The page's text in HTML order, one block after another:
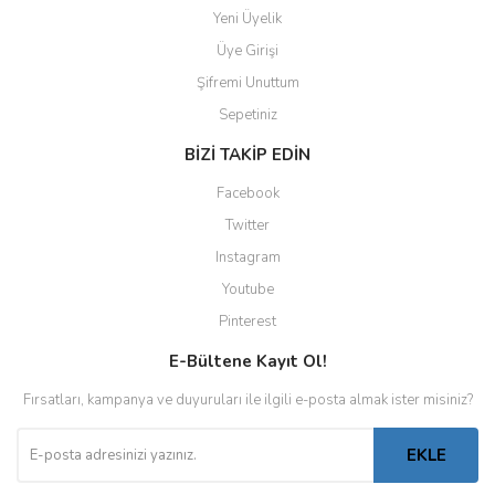
Yeni Üyelik
Üye Girişi
Şifremi Unuttum
Sepetiniz
BİZİ TAKİP EDİN
Facebook
Twitter
Instagram
Youtube
Pinterest
E-Bültene Kayıt Ol!
Fırsatları, kampanya ve duyuruları ile ilgili e-posta almak ister misiniz?
EKLE